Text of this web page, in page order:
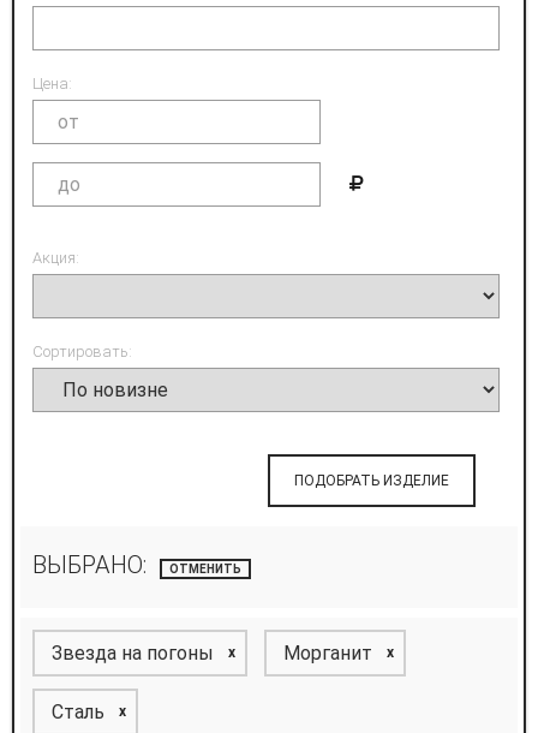
Цена:
Акция:
Сортировать:
ПОДОБРАТЬ ИЗДЕЛИЕ
ВЫБРАНО: ОТМЕНИТЬ
Звезда на погоны x Морганит x
Сталь x